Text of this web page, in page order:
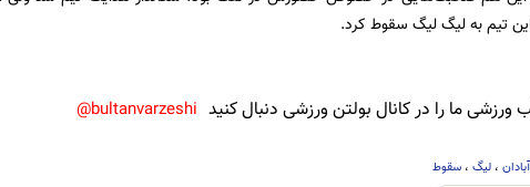
تیم به لیگ لیگ سقوط کرد.
ما را در کانال بولتن ورزشی دنبال کنید bultanvarzeshi@
، لیگ، سقوط